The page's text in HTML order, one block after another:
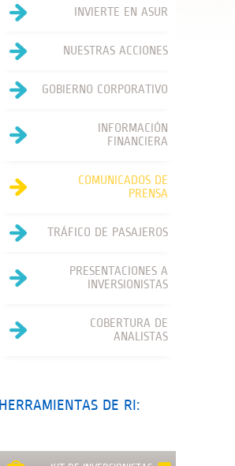
INVIERTE EN ASUR
NUESTRAS ACCIONES
GOBIERNO CORPORATIVO
INFORMACIÓN
FINANCIERA
COMUNICADOS DE
PRENSA
TRÁFICO DE PASAJEROS
PRESENTACIONES A
INVERSIONISTAS
COBERTURA DE
ANALISTAS
HERRAMIENTAS DE RI: